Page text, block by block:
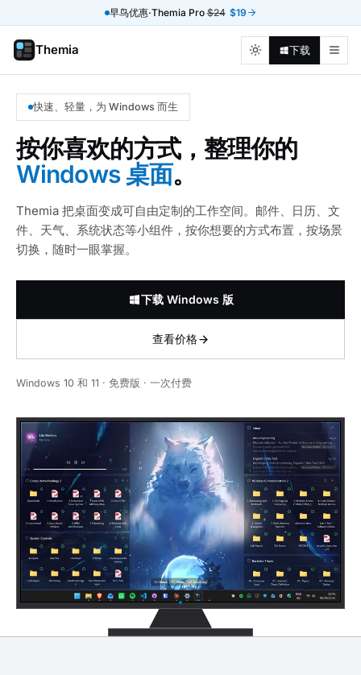
早鸟优惠·Themia Pro$24 $19
Themia 下载
快速、轻量，为 Windows 而生
按你喜欢的方式，整理你的
Windows 桌面。
Themia 把桌面变成可自由定制的工作空间。邮件、日历、文
件、天气、系统状态等小组件，按你想要的方式布置，按场景
切换，随时一眼掌握。
下载 Windows 版
查看价格
Windows 10 和 11 · 免费版 · 一次付费